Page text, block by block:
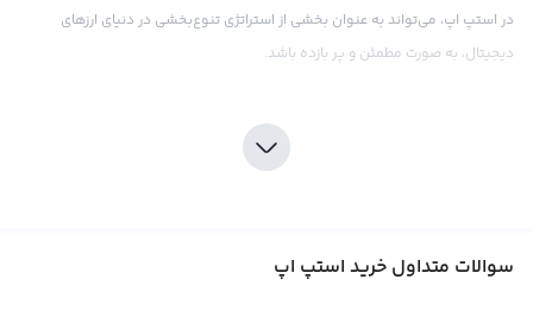
در استپ اپ، می‌تواند به عنوان بخشی از استراتژی تنوع‌بخشی در دنیای ارزهای
دیجیتال، به صورت مطمئن و پر بازده باشد.
قیمت‌های رقابتی و کارمزد مناسب، تجربه خریدی راحت و مطمئنی را برای کاربران خود
فراهم می‌کند. در اینجا می‌توانید با استفاده از ابزارهای تحلیلی و اطلاعات به روز از
کریپتوکارنسی، کمک بسیاری به موفقیت سرمایه‌گذاری شما در خرید استپ اپ
سوالات متداول خرید استپ اپ